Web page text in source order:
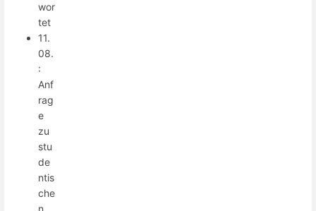
wor
tet
11.
08.
:
Anf
rag
e
zu
stu
de
ntis
che
n